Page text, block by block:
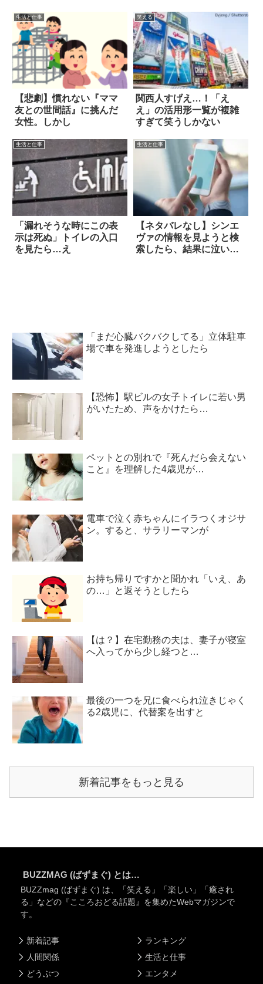
生活と仕事
【悲劇】慣れない『ママ
友との世間話』に挑んだ
女性。しかし
笑える
関西人すげえ…！「え
え」の活用形一覧が複雑
すぎて笑うしかない
生活と仕事
「漏れそうな時にこの表
示は死ぬ」トイレの入口
を見たら…え
生活と仕事
【ネタバレなし】シンエ
ヴァの情報を見ようと検
索したら、結果に泣い
「まだ心臓バクバクしてる」立体駐車
場で車を発進しようとしたら
【恐怖】駅ビルの女子トイレに若い男
がいたため、声をかけたら…
ペットとの別れで『死んだら会えない
こと』を理解した4歳児が…
電車で泣く赤ちゃんにイラつくオジサ
ン。すると、サラリーマンが
お持ち帰りですかと聞かれ「いえ、あ
の…」と返そうとしたら
【は？】在宅勤務の夫は、妻子が寝室
へ入ってから少し経つと…
最後の一つを兄に食べられ泣きじゃく
る2歳児に、代替案を出すと
新着記事をもっと見る
BUZZMAG (ばずまぐ) とは…
BUZZmag (ばずまぐ) は、「笑える」「楽しい」「癒され
る」などの『こころおどる話題』を集めたWebマガジンで
す。
新着記事
人間関係
どうぶつ
ランキング
生活と仕事
エンタメ